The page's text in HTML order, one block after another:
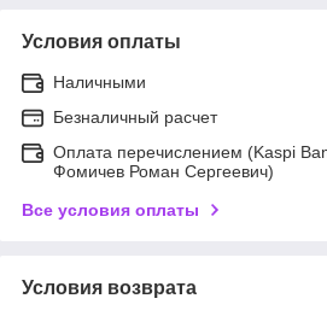
Условия оплаты
Наличными
Безналичный расчет
Оплата перечислением (Kaspi
Фомичев Роман Сергеевич)
Все условия оплаты
Условия возврата